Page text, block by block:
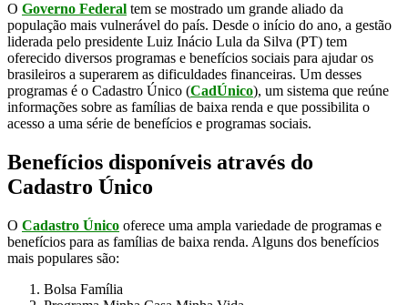
O Governo Federal tem se mostrado um grande aliado da
população mais vulnerável do país. Desde o início do ano, a gestão
liderada pelo presidente Luiz Inácio Lula da Silva (PT) tem
oferecido diversos programas e benefícios sociais para ajudar os
brasileiros a superarem as dificuldades financeiras. Um desses
programas é o Cadastro Único (CadÚnico), um sistema que reúne
informações sobre as famílias de baixa renda e que possibilita o
acesso a uma série de benefícios e programas sociais.
Benefícios disponíveis através do
Cadastro Único
O Cadastro Único oferece uma ampla variedade de programas e
benefícios para as famílias de baixa renda. Alguns dos benefícios
mais populares são:
Bolsa Família